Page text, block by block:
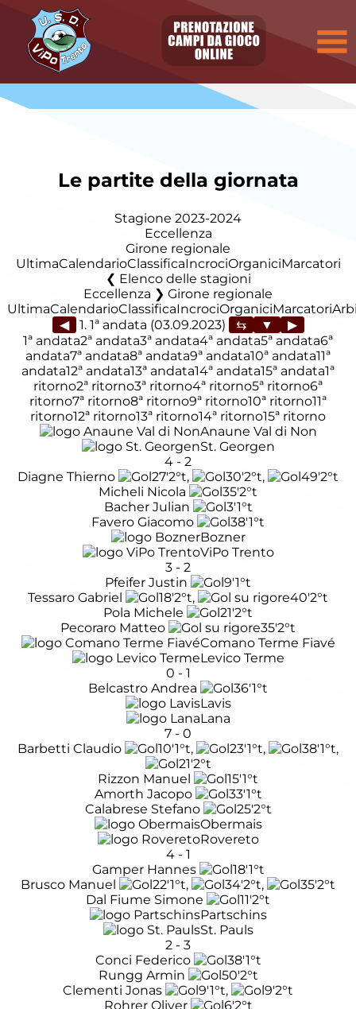
Le partite della giornata
Stagione 2023-2024
Eccellenza
Girone regionale
UltimaCalendarioClassificaIncrociOrganiciMarcatori
Elenco delle stagioni
Eccellenza ❯ Girone regionale
UltimaCalendarioClassificaIncrociOrganiciMarcatori
◀
1. 1ª andata (03.09.2023)
▶
1ª andata2ª andata3ª andata4ª andata5ª andata6ª
andata7ª andata8ª andata9ª andata10ª andata11ª
andata12ª andata13ª andata14ª andata15ª andata1ª
ritorno2ª ritorno3ª ritorno4ª ritorno5ª ritorno6ª
ritorno7ª ritorno8ª ritorno9ª ritorno10ª ritorno11ª
ritorno12ª ritorno13ª ritorno14ª ritorno15ª ritorno
Anaune Val di Non
St. Georgen
4 - 2
Diagne Thierno
27'2°t, 30'2°t, 49'2°t
Micheli Nicola
35'2°t
Bacher Julian
3'1°t
Favero Giacomo
38'1°t
Bozner
ViPo Trento
3 - 2
Pfeifer Justin
9'1°t
Tessaro Gabriel
18'2°t, 40'2°t
Pola Michele
21'2°t
Pecoraro Matteo
35'2°t
Comano Terme Fiavé
Levico Terme
0 - 1
Belcastro Andrea
36'1°t
Lavis
Lana
7 - 0
Barbetti Claudio
10'1°t, 23'1°t, 38'1°t,
21'2°t
Rizzon Manuel
15'1°t
Amorth Jacopo
33'1°t
Calabrese Stefano
25'2°t
Obermais
Rovereto
4- 1
Gamper Hannes
18'1°t
Brusco Manuel
22'1°t, 34'2°t, 35'2°t
Dal Fiume Simone
11'2°t
Partschins
St. Pauls
2 - 3
Conci Federico
38'1°t
Rungg Armin
50'2°t
Clementi Jonas
9'1°t, 9'2°t
Rohrer Oliver
6'2°t